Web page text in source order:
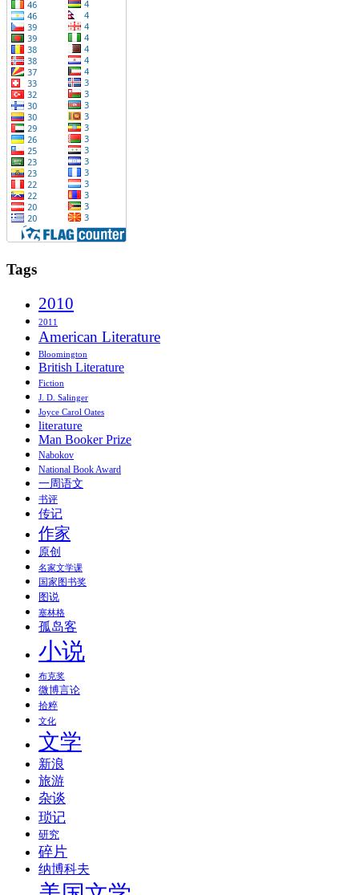
Tags
2010
2011
American Literature
Bloomington
British Literature
Fiction
J. D. Salinger
Joyce Carol Oates
literature
Man Booker Prize
Nabokov
National Book Award
一周语文
书评
传记
作家
原创
名家文学课
国家图书奖
图说
塞林格
孤岛客
小说
布克奖
微博言论
拾粹
文化
文学
新浪
旅游
杂谈
琐记
研究
碎片
纳博科夫